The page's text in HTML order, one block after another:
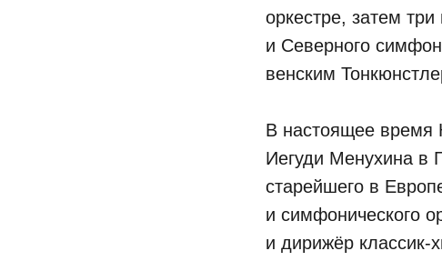
оркестре, затем
и Северного
венским
В настоящее время
Иегуди Менухина в
старейшего в
и симфонического
и дирижёр классик-